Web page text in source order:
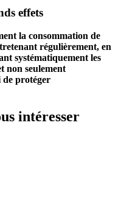
effets
la consommation de
régulièrement, en
systématiquement les
non seulement
de protéger
intéresser